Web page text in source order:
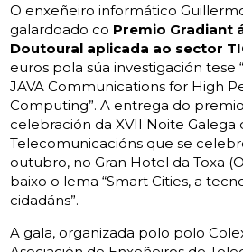
O enxeñeiro informático
galardoado co Premio Gradiant
Doutoural aplicada ao sector
euros pola súa investigación tese
JAVA Communications for High
Computing”. A entrega do
celebración da XVII Noite Galega
Telecomunicacións que se
outubro, no Gran Hotel da Toxa
baixo o lema “Smart Cities, a
cidadáns”.
A gala, organizada polo polo